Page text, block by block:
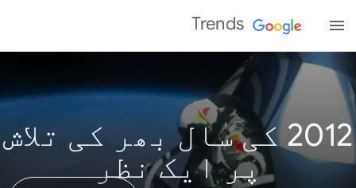
Trends
2012 کی سال بھر کی تلاش
پر ایک نظر